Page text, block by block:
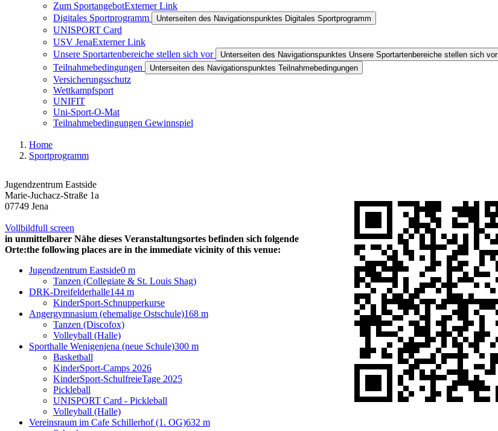
Zum SportangebotExterner Link
Digitales Sportprogramm
Unterseiten des Navigationspunktes Digitales Sportprogramm
UNISPORT Card
USV JenaExterner Link
Unsere Sportartenbereiche stellen sich vor
Unterseiten des Navigationspunktes Unsere Sportartenbereiche stellen sich vor
Teilnahmebedingungen Unterseiten des Navigationspunktes Teilnahmebedingungen
Versicherungsschutz
Wettkampfsport
UNIFIT
Uni-Sport-O-Mat
Teilnahmebedingungen Gewinnspiel
Home
Sportprogramm
Jugendzentrum Eastside
Marie-Juchacz-Straße 1a
07749 Jena
Vollbildfull screen
in unmittelbarer Nähe dieses Veranstaltungsortes befinden sich folgende
Orte:the following places are in the immediate vicinity of this venue:
Jugendzentrum Eastside0 m
Tanzen (Collegiate & St. Louis Shag)
DRK-Dreifelderhalle144 m
KinderSport-Schnupperkurse
Angergymnasium (ehemalige Ostschule)168 m
Tanzen (Discofox)
Volleyball (Halle)
Sporthalle Wenigenjena (neue Schule)300 m
Basketball
KinderSport-Camps 2026
KinderSport-SchulfreieTage 2025
Pickleball
UNISPORT Card - Pickleball
Volleyball (Halle)
Vereinsraum im Cafe Schillerhof (1. OG)632 m